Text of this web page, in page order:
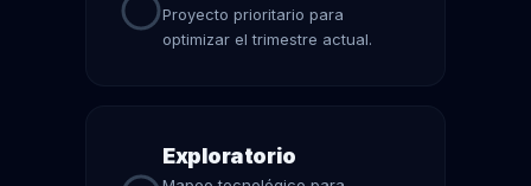
Proyecto prioritario para
optimizar el trimestre actual.
Exploratorio